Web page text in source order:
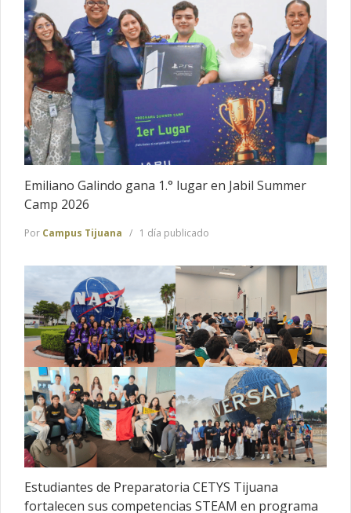
Emiliano Galindo gana 1.° lugar en Jabil Summer
Camp 2026
Por Campus Tijuana 1 día publicado
Estudiantes de Preparatoria CETYS Tijuana
fortalecen sus competencias STEAM en programa